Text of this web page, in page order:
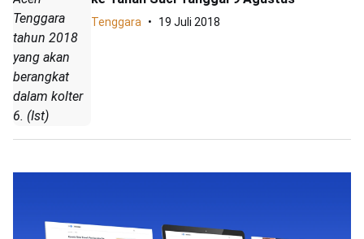
Tenggara
tahun 2018
yang akan
berangkat
dalam kolter
6. (Ist)
Tenggara 19 Juli 2018